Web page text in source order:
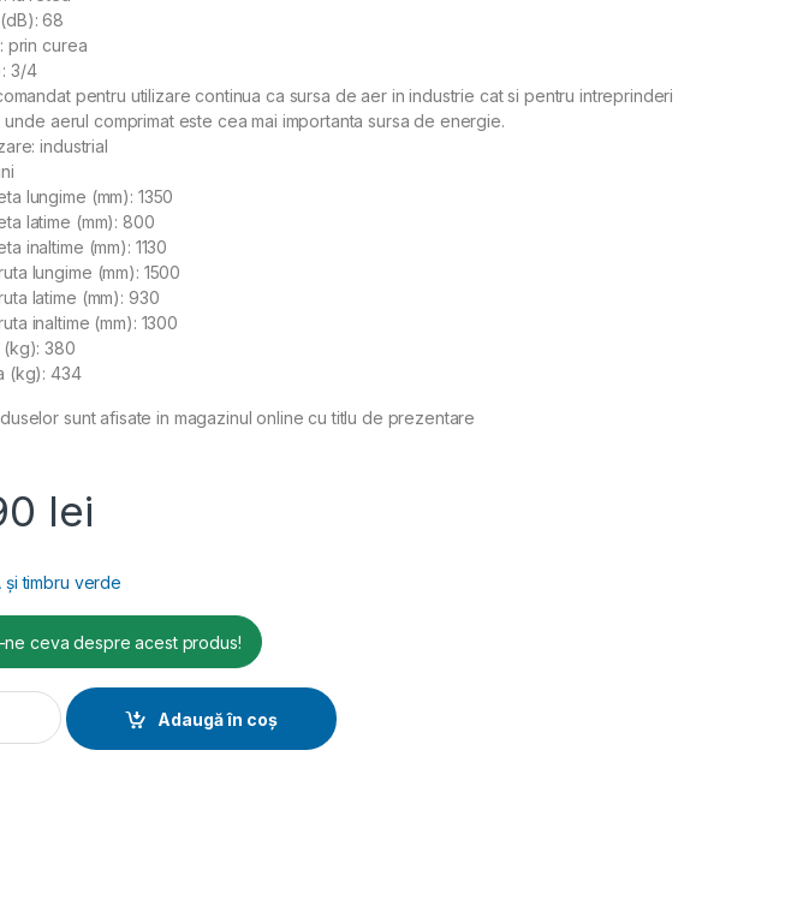
68
prin curea
3/4
pentru utilizare continua ca sursa de aer in industrie cat si pentru intreprinderi
unde aerul comprimat este cea mai importanta sursa de energie.
industrial
lungime (mm): 1350
latime (mm): 800
inaltime (mm): 1130
lungime (mm): 1500
latime (mm): 930
inaltime (mm): 1300
(kg): 380
(kg): 434
sunt afisate in magazinul online cu titlu de prezentare
lei
și timbru verde
ne ceva despre acest produs!
aer cu surub Fini PLUS 22-08, 400 V, 22 kW, 8 bar, 3350 l/min quantity
Adaugă în coș